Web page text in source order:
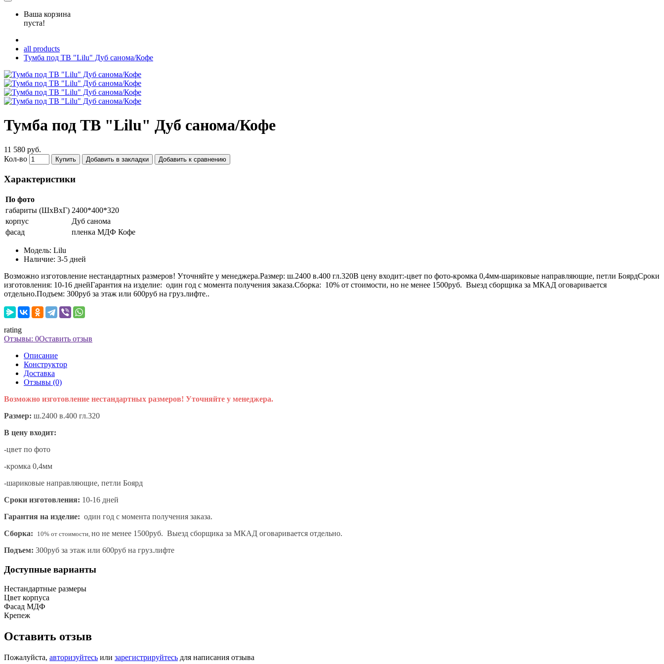
Ваша корзина
пуста!
all products
Тумба под ТВ "Lilu" Дуб санома/Кофе
Тумба под ТВ "Lilu" Дуб санома/Кофе
11 580 руб.
Кол-во
Купить Добавить в закладки Добавить к сравнению
Характеристики
По фото
габариты (ШхВхГ) 2400*400*320
корпус
Дуб санома
фасад
пленка МДФ Кофе
Модель: Lilu
Наличие: 3-5 дней
Возможно изготовление нестандартных размеров! Уточняйте у менеджера.Размер: ш.2400 в.400 гл.320В цену входит:-цвет по фото-кромка 0,4мм-шариковые направляющие, петли БоярдСроки
изготовления: 10-16 днейГарантия на изделие: один год с момента получения заказа.Сборка: 10% от стоимости, но не менее 1500руб. Выезд сборщика за МКАД оговаривается
отдельно.Подъем: 300руб за этаж или 600руб на груз.лифте..
rating
Отзывы: 0Оставить отзыв
Описание
Конструктор
Доставка
Отзывы (0)
Возможно изготовление нестандартных размеров! Уточняйте у менеджера.
Размер: ш.2400 в.400 гл.320
В цену входит:
-цвет по фото
-кромка 0,4мм
-шариковые направляющие, петли Боярд
Сроки изготовления: 10-16 дней
Гарантия на изделие: один год с момента получения заказа.
Сборка:
10% от стоимости, но не менее 1500руб. Выезд сборщика за МКАД оговаривается отдельно.
Подъем: 300руб за этаж или 600руб на груз.лифте
Доступные варианты
Нестандартные размеры
Цвет корпуса
Фасад МДФ
Крепеж
Оставить отзыв
Пожалуйста, авторизуйтесь или зарегистрируйтесь для написания отзыва